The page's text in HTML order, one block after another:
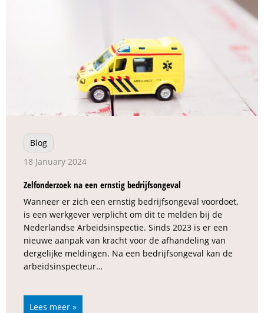
Blog
18 January 2024
Zelfonderzoek na een ernstig bedrijfsongeval
Wanneer er zich een ernstig bedrijfsongeval voordoet,
is een werkgever verplicht om dit te melden bij de
Nederlandse Arbeidsinspectie. Sinds 2023 is er een
nieuwe aanpak van kracht voor de afhandeling van
dergelijke meldingen. Na een bedrijfsongeval kan de
arbeidsinspecteur…
Lees meer »